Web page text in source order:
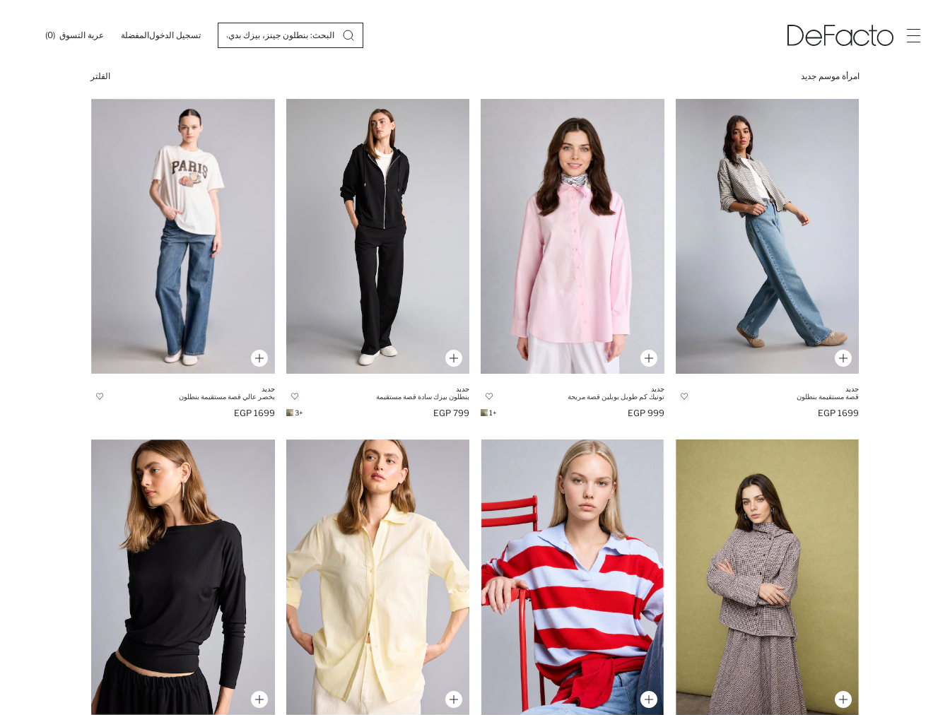
تسجيل الدخولالمفضلة عربة التسوق (0)
امرأة موسم جديد الفلتر
جديد
قصة مستقيمة بنطلون
1699 EGP
جديد
تونيك كم طويل بوبلين قصة مريحة
999 EGP
+1
جديد
بنطلون بيزك سادة قصة مستقيمة
799 EGP
+3
جديد
بخصر عالي قصة مستقيمة بنطلون
1699 EGP